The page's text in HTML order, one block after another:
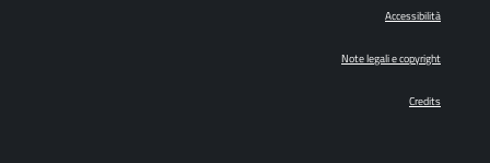
Accessibilità
Note legali e copyright
Credits